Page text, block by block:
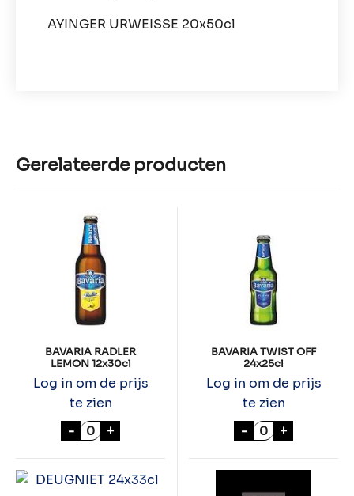
AYINGER URWEISSE 20x50cl
Gerelateerde producten
BAVARIA RADLER
LEMON 12x30cl
Log in om de prijs
te zien
- BAVARIA RADLER LEMON 12x30cl aantal
+
BAVARIA TWIST OFF
24x25cl
Log in om de prijs
te zien
- BAVARIA
+